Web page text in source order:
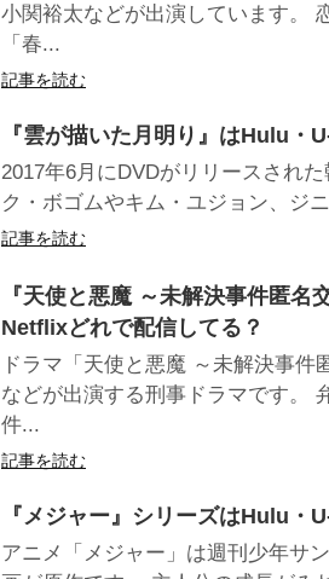
小関裕太などが出演しています。
「春...
記事を読む
『雲が描いた月明り』はHulu・
2017年6月にDVDがリリースされ
ク・ボゴムやキム・ユジョン、ジ
記事を読む
『天使と悪魔 ～未解決事件匿名
Netflixどれで配信してる？
ドラマ「天使と悪魔 ～未解決事
などが出演する刑事ドラマです。
件...
記事を読む
『メジャー』シリーズはHulu・
アニメ「メジャー」は週刊少年サ